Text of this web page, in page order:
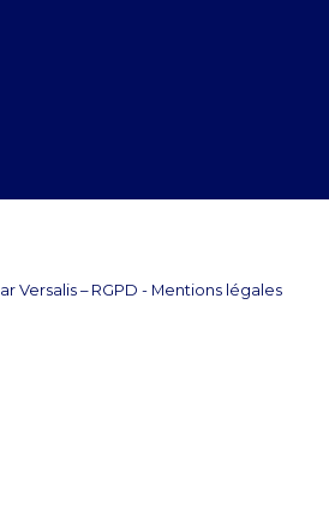
Versalis–RGPD - Mentions légales